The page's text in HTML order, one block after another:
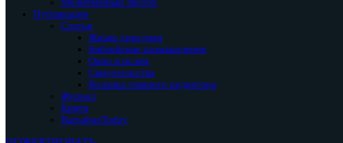
Публикации
Статьи
Жизнь христиан
Библейские размышления
Окно в ислам
Свидетельства
Колонка главного редактора
Журнал
Книги
BarnabasToday